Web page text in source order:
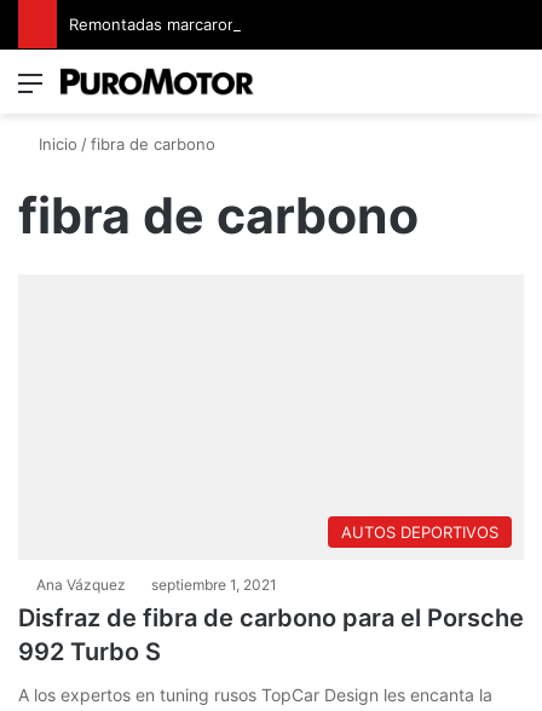
Menú
Inicio /fibra de carbono
fibra de carbono
AUTOS DEPORTIVOS
Ana Vázquez septiembre 1, 2021
Disfraz de fibra de carbono para el Porsche
992 Turbo S
A los expertos en tuning rusos TopCar Design les encanta la